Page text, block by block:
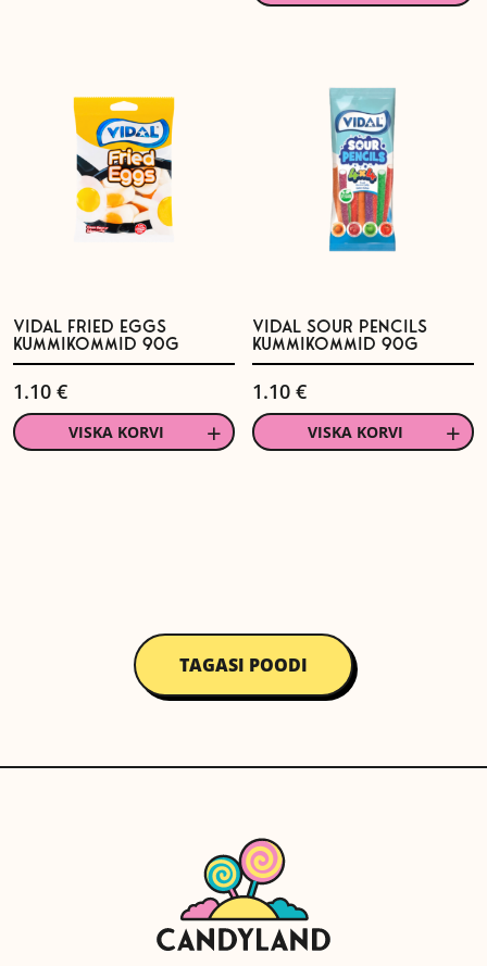
VIDAL FRIED EGGS
KUMMIKOMMID 90G
1.10 €
VISKA KORVI
VIDAL SOUR PENCILS
KUMMIKOMMID 90G
1.10€
VISKA KORVI
TAGASI POODI